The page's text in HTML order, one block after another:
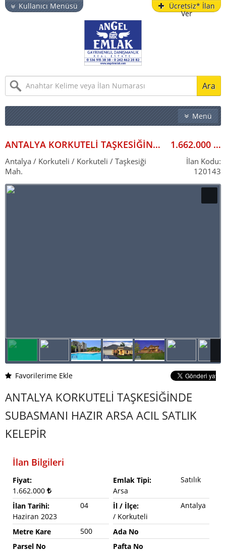
Kullanıcı Menüsü Ücretsiz* İlan
Ver
Ara
Menü
EMLAK
ARSA & BAHÇE
TURISTIK TESIS
ANTALYA KORKUTELİ TAŞKESİĞİNDE SUBASMANI HAZIR ARSA ACIL SATLIK KELEPİR
Antalya / Korkuteli / Korkuteli / Taşkesiği
Mah.
1.662.000
İlan Kodu:
120143
Favorilerime Ekle
ANTALYA KORKUTELİ TAŞKESİĞİNDE
SUBASMANI HAZIR ARSA ACIL SATLIK
KELEPİR
İlan Bilgileri
Fiyat:
1.662.000
Emlak Tipi:
Satılık
Arsa
İlan Tarihi:
04
Haziran 2023
İl / İlçe:
Antalya
/ Korkuteli
Metre Kare
500
Ada No
Parsel No
Pafta No